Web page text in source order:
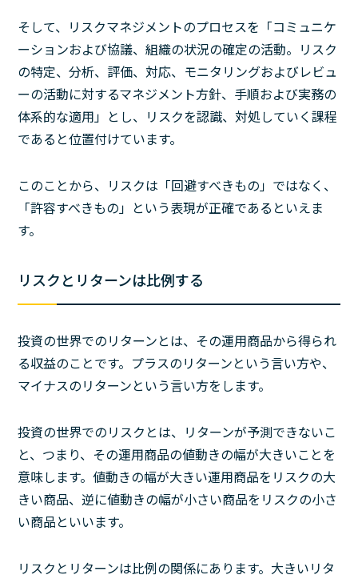
そして、リスクマネジメントのプロセスを「コミュニケ
ーションおよび協議、組織の状況の確定の活動。リスク
の特定、分析、評価、対応、モニタリングおよびレビュ
ーの活動に対するマネジメント方針、手順および実務の
体系的な適用」とし、リスクを認識、対処していく課程
であると位置付けています。
このことから、リスクは「回避すべきもの」ではなく、
「許容すべきもの」という表現が正確であるといえま
す。
リスクとリターンは比例する
投資の世界でのリターンとは、その運用商品から得られ
る収益のことです。プラスのリターンという言い方や、
マイナスのリターンという言い方をします。
投資の世界でのリスクとは、リターンが予測できないこ
と、つまり、その運用商品の値動きの幅が大きいことを
意味します。値動きの幅が大きい運用商品をリスクの大
きい商品、逆に値動きの幅が小さい商品をリスクの小さ
い商品といいます。
リスクとリターンは比例の関係にあります。大きいリタ